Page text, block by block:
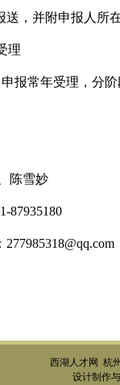
送，并附申报人所
理
申报常年受理，分
陈雪妙
87935180
277985318@qq.com
西湖人才网 杭
设计制作